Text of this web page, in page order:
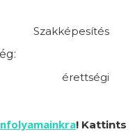
Szakképesítés
érettségi
! Kattints